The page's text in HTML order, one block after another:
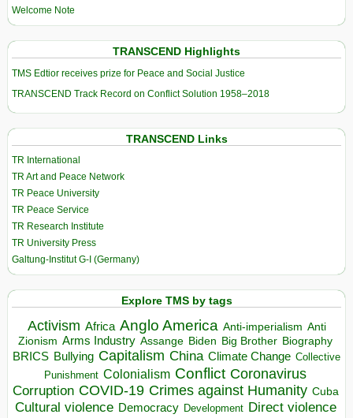
Welcome Note
TRANSCEND Highlights
TMS Edtior receives prize for Peace and Social Justice
TRANSCEND Track Record on Conflict Solution 1958–2018
TRANSCEND Links
TR International
TR Art and Peace Network
TR Peace University
TR Peace Service
TR Research Institute
TR University Press
Galtung-Institut G-I (Germany)
Explore TMS by tags
Activism Africa Anglo America Anti-imperialism Anti
Zionism Arms Industry Assange Biden Big Brother Biography
BRICS Bullying Capitalism China Climate Change Collective
Punishment Colonialism Conflict Coronavirus
Corruption COVID-19 Crimes against Humanity Cuba
Cultural violence Democracy Development Direct violence